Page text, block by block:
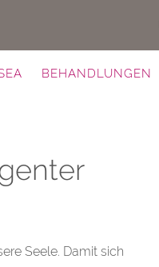
BEHANDLUNGEN
Seele. Damit sich